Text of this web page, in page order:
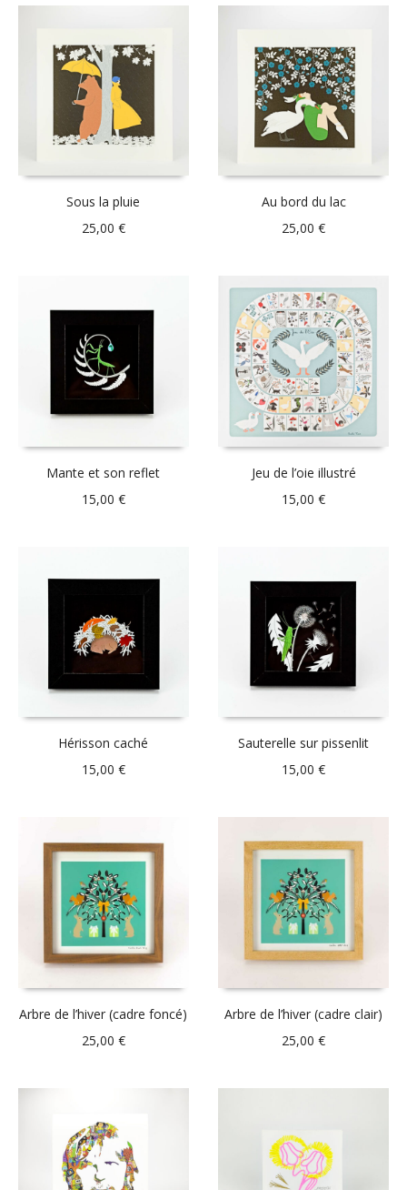
Sous la pluie
25,00 €
Au bord du lac
25,00€
Mante et son reflet
15,00 €
Jeu de l’oie illustré
15,00€
Hérisson caché
15,00 €
Sauterelle sur pissenlit
15,00€
Arbre de l’hiver (cadre foncé)
25,00 €
Arbre de l’hiver (cadre clair)
25,00€